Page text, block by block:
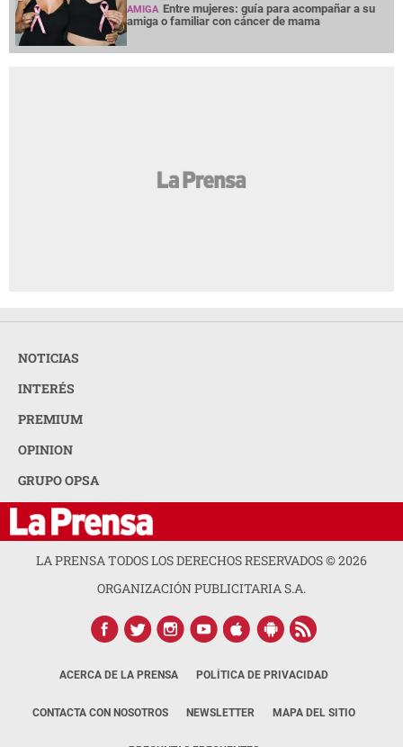
AMIGA Entre mujeres: guía para acompañar a su
amiga o familiar con cáncer de mama
NOTICIAS
INTERÉS
PREMIUM
OPINION
GRUPO OPSA
LA PRENSA TODOS LOS DERECHOS RESERVADOS ©2026
ORGANIZACIÓN PUBLICITARIA S.A.
ACERCA DE LA PRENSA POLÍTICA DE PRIVACIDAD
CONTACTA CON NOSOTROS NEWSLETTER MAPA DEL SITIO